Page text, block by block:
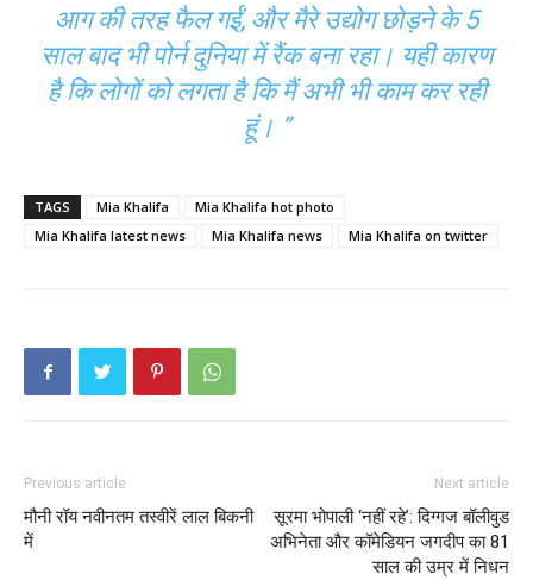
आग की तरह फैल गईं, और मैरे उद्योग छोड़ने के 5
साल बाद भी पोर्न दुनिया में रैंक बना रहा। यही कारण
है कि लोगों को लगता है कि मैं अभी भी काम कर रही
हूं। ”
TAGS Mia Khalifa
Mia Khalifa hot photo
Mia Khalifa latest news
Mia Khalifa news Mia Khalifa on twitter
Previous article
मौनी रॉय नवीनतम तस्वीरें लाल बिकनी
में
Next article
सूरमा भोपाली ‘नहीं रहे’: दिग्गज बॉलीवुड
अभिनेता और कॉमेडियन जगदीप का 81
साल की उम्र में निधन